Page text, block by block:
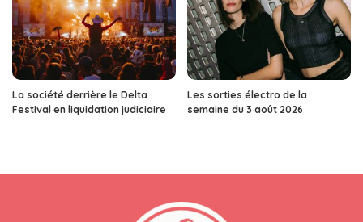
La société derrière le Delta
Festival en liquidation judiciaire
Les sorties électro de la
semaine du 3 août 2026